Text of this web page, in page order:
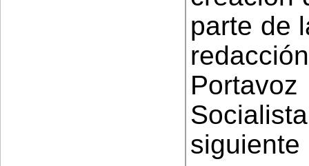
parte de
siguiente